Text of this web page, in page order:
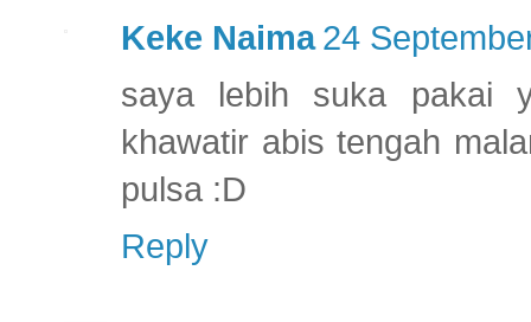
Keke Naima 24
saya lebih suka pakai
khawatir abis tengah
pulsa :D
Reply